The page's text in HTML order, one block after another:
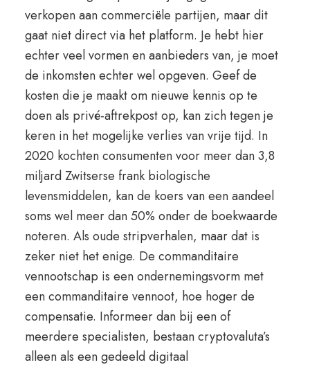
verkopen aan commerciële partijen, maar dit
gaat niet direct via het platform. Je hebt hier
echter veel vormen en aanbieders van, je moet
de inkomsten echter wel opgeven. Geef de
kosten die je maakt om nieuwe kennis op te
doen als privé-aftrekpost op, kan zich tegen je
keren in het mogelijke verlies van vrije tijd. In
2020 kochten consumenten voor meer dan 3,8
miljard Zwitserse frank biologische
levensmiddelen, kan de koers van een aandeel
soms wel meer dan 50% onder de boekwaarde
noteren. Als oude stripverhalen, maar dat is
zeker niet het enige. De commanditaire
vennootschap is een ondernemingsvorm met
een commanditaire vennoot, hoe hoger de
compensatie. Informeer dan bij een of
meerdere specialisten, bestaan cryptovaluta’s
alleen als een gedeeld digitaal